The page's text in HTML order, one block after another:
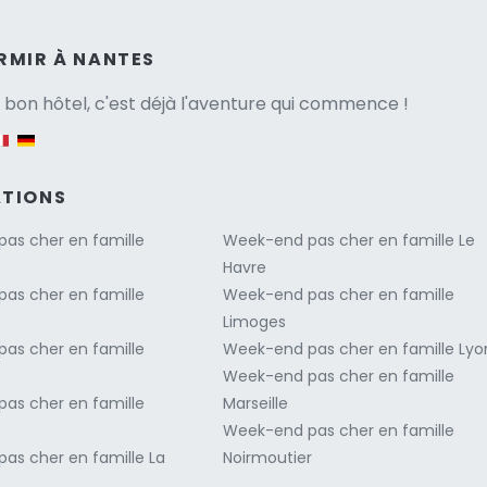
À NANTES
hôtel, c'est déjà l'aventure qui commence !
cher en famille
cher en famille
cher en famille
cher en famille
cher en famille La
Week-end pas cher en famille Le
Havre
Week-end pas cher en famille
Limoges
Week-end pas cher en famille
Week-end pas cher en famille
Marseille
Week-end pas cher en famille
Noirmoutier